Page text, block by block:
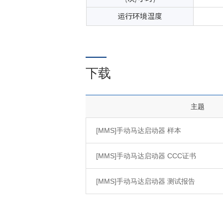
下载
主题
[MMS]手动马达启动器 样本
[MMS]手动马达启动器 CCC证书
[MMS]手动马达启动器 测试报告